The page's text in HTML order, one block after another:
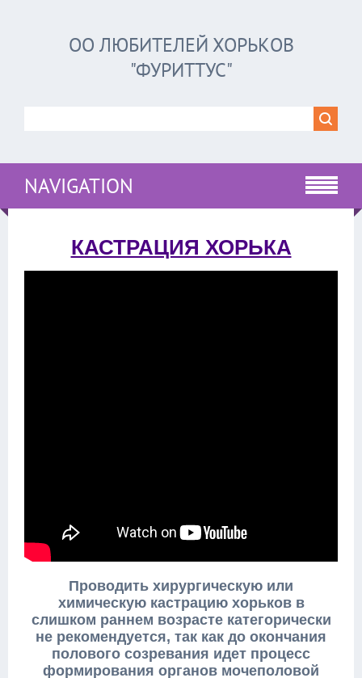
ОО ЛЮБИТЕЛЕЙ ХОРЬКОВ
"ФУРИТТУС"
NAVIGATION
КАСТРАЦИЯ ХОРЬКА
Проводить хирургическую или
химическую кастрацию хорьков в
слишком раннем возрасте категорически
не рекомендуется, так как до окончания
полового созревания идет процесс
формирования органов мочеполовой